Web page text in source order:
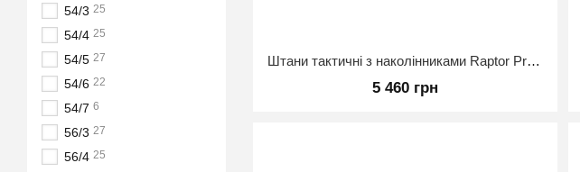
Штани тактичні з наколінниками Raptor Pro Gen 2 Мультикам Розмір 50/4
5 460 грн
54/3 25
54/4 25
54/5 27
54/6 22
54/7 6
56/3 27
56/4 25